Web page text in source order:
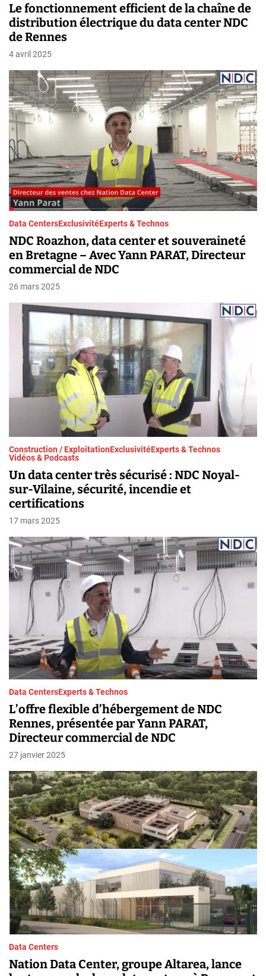
Le fonctionnement efficient de la chaîne de
distribution électrique du data center NDC
de Rennes
4 avril 2025
Data CentersExclusivitéExperts & Technos
NDC Roazhon, data center et souveraineté
en Bretagne – Avec Yann PARAT, Directeur
commercial de NDC
26 mars 2025
Construction / ExploitationExclusivitéExperts & Technos
Vidéos & Podcasts
Un data center très sécurisé : NDC Noyal-
sur-Vilaine, sécurité, incendie et
certifications
17 mars 2025
Data CentersExperts & Technos
L’offre flexible d’hébergement de NDC
Rennes, présentée par Yann PARAT,
Directeur commercial de NDC
27 janvier 2025
Data Centers
Nation Data Center, groupe Altarea, lance